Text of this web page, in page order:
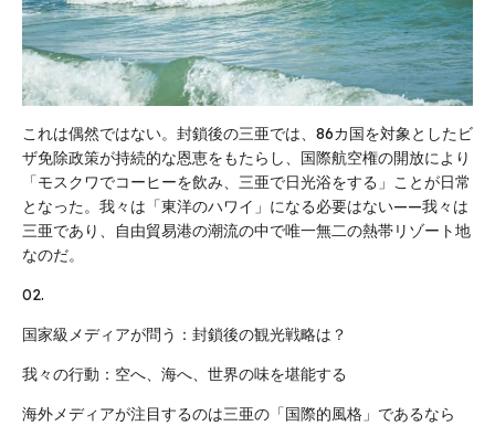
これは偶然ではない。封鎖後の三亜では、86カ国を対象としたビ
ザ免除政策が持続的な恩恵をもたらし、国際航空権の開放により
「モスクワでコーヒーを飲み、三亜で日光浴をする」ことが日常
となった。我々は「東洋のハワイ」になる必要はない——我々は
三亜であり、自由貿易港の潮流の中で唯一無二の熱帯リゾート地
なのだ。
02.
国家級メディアが問う：封鎖後の観光戦略は？
我々の行動：空へ、海へ、世界の味を堪能する
海外メディアが注目するのは三亜の「国際的風格」であるなら